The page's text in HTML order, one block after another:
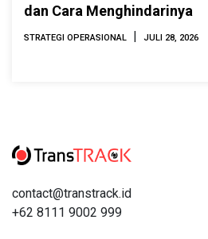
dan Cara Menghindarinya
STRATEGI OPERASIONAL | JULI 28, 2026
contact@transtrack.id
+62 8111 9002 999